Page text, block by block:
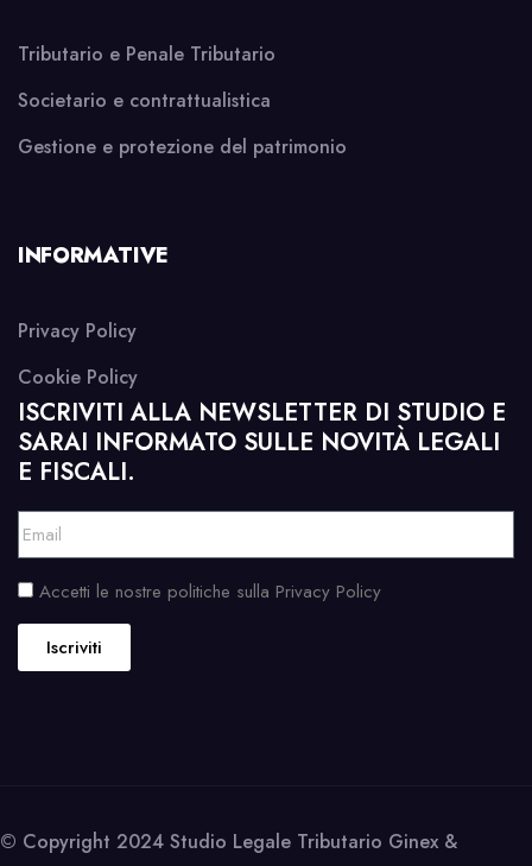
Tributario e Penale Tributario
Societario e contrattualistica
Gestione e protezione del patrimonio
INFORMATIVE
Privacy Policy
Cookie Policy
ISCRIVITI ALLA NEWSLETTER DI STUDIO E
SARAI INFORMATO SULLE NOVITÀ LEGALI
E FISCALI.
Accetti le nostre politiche sulla Privacy Policy
Iscriviti
© Copyright 2024 Studio Legale Tributario Ginex &